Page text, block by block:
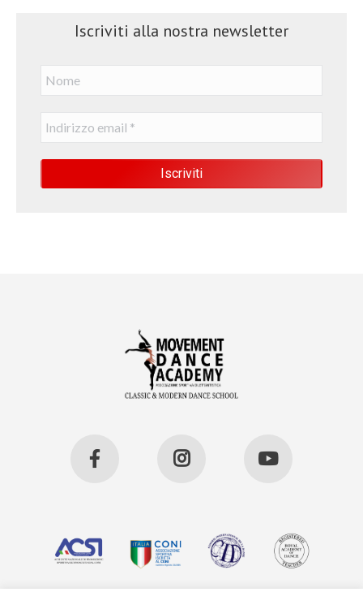
Iscriviti alla nostra newsletter